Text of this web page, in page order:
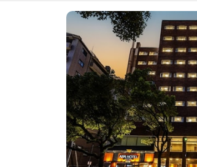
a
e
_
s
e
r
c
h